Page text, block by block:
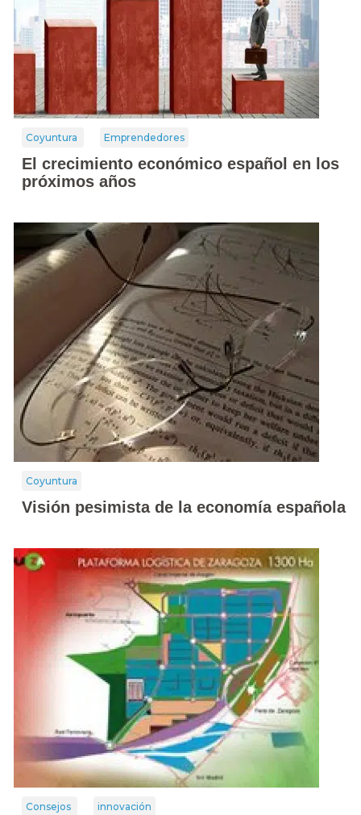
Coyuntura Emprendedores
El crecimiento económico español en los
próximos años
Coyuntura
Visión pesimista de la economía española
Consejos innovación